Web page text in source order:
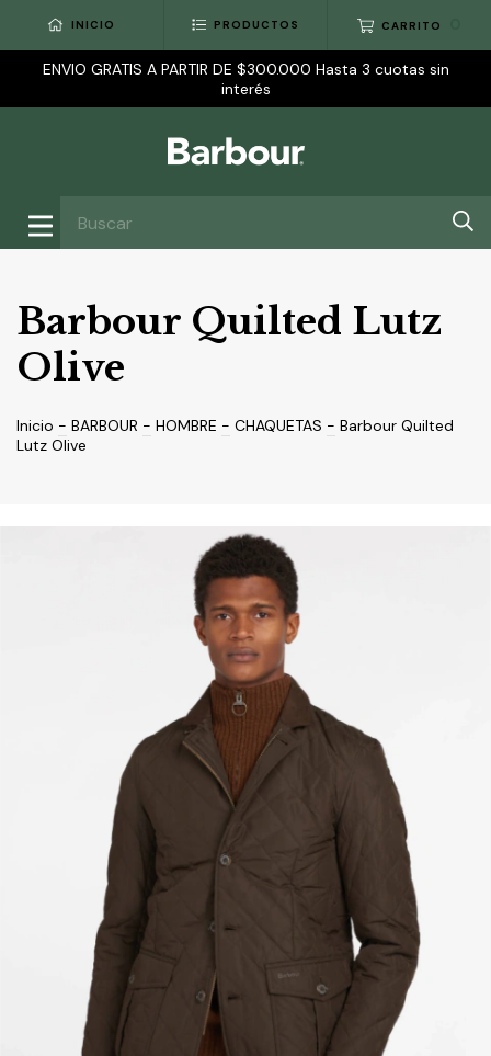
INICIO PRODUCTOS CARRITO
ENVIO GRATIS A PARTIR DE $300.000 Hasta 3 cuotas sin
interés
Barbour Quilted Lutz
Olive
Inicio - BARBOUR - HOMBRE - CHAQUETAS - Barbour Quilted
Lutz Olive